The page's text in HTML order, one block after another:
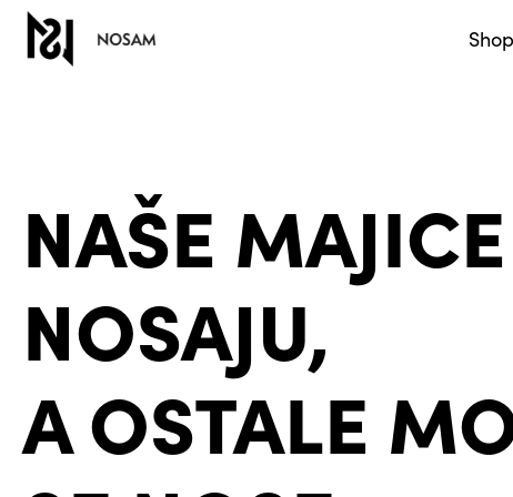
Shop
NAŠE
NOSAJU,
A OSTALE